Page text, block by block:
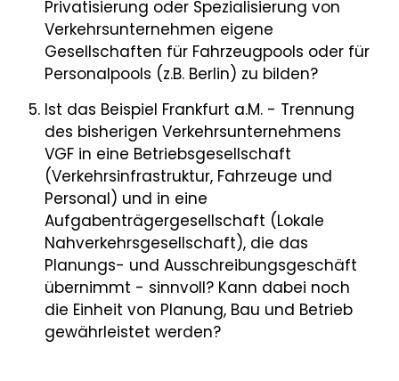
Privatisierung oder Spezialisierung von
Verkehrsunternehmen eigene
Gesellschaften für Fahrzeugpools oder für
Personalpools (z.B. Berlin) zu bilden?
Ist das Beispiel Frankfurt a.M. - Trennung
des bisherigen Verkehrsunternehmens
VGF in eine Betriebsgesellschaft
(Verkehrsinfrastruktur, Fahrzeuge und
Personal) und in eine
Aufgabenträgergesellschaft (Lokale
Nahverkehrsgesellschaft), die das
Planungs- und Ausschreibungsgeschäft
übernimmt - sinnvoll? Kann dabei noch
die Einheit von Planung, Bau und Betrieb
gewährleistet werden?